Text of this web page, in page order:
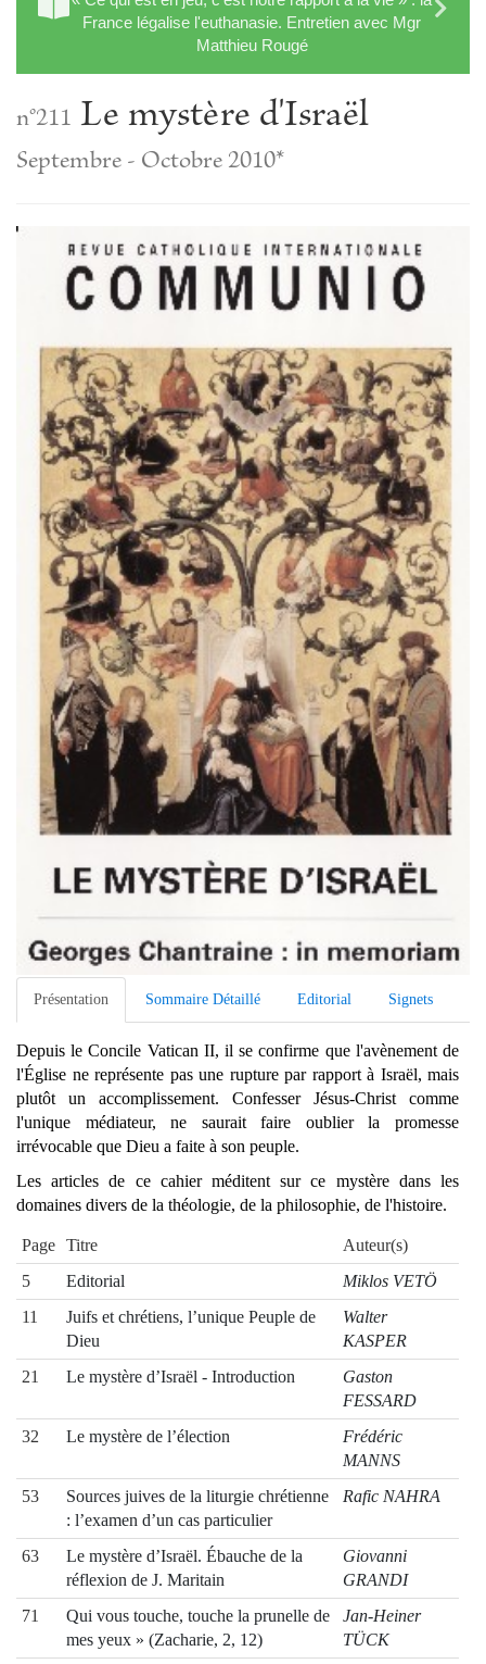
France légalise l'euthanasie. Entretien avec Mgr
Matthieu Rougé
n°211 Le mystère d'Israël
Septembre - Octobre 2010*
Présentation Sommaire Détaillé Editorial Signets
Depuis le Concile Vatican II, il se confirme que l'avènement de
l'Église ne représente pas une rupture par rapport à Israël, mais
plutôt un accomplissement. Confesser Jésus-Christ comme
l'unique médiateur, ne saurait faire oublier la promesse
irrévocable que Dieu a faite à son peuple.
Les articles de ce cahier méditent sur ce mystère dans les
domaines divers de la théologie, de la philosophie, de l'histoire.
Page Titre
Auteur(s)
5
Editorial
Miklos VETÖ
11
Juifs et chrétiens, l’unique Peuple de
Dieu
Walter
KASPER
21
Le mystère d’Israël - Introduction
Gaston
FESSARD
32
Le mystère de l’élection
Frédéric
MANNS
53
Sources juives de la liturgie chrétienne
: l’examen d’un cas particulier
Rafic NAHRA
63
Le mystère d’Israël. Ébauche de la
réflexion de J. Maritain
Giovanni
GRANDI
71
Qui vous touche, touche la prunelle de
mes yeux » (Zacharie, 2, 12)
Jan-Heiner
TÜCK